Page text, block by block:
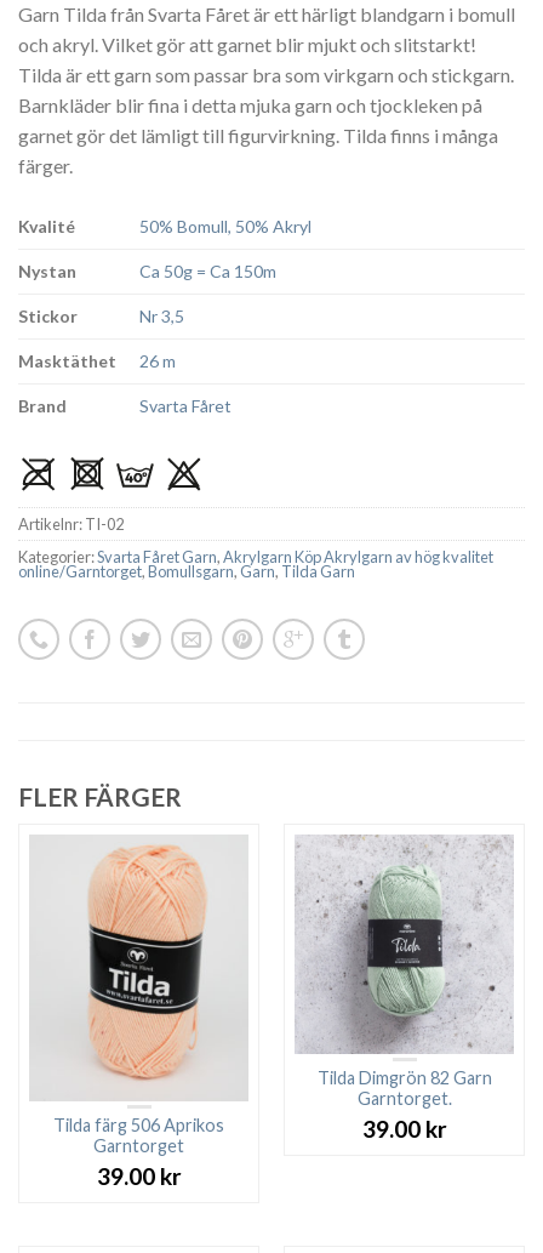
Garn Tilda från Svarta Fåret är ett härligt blandgarn i bomull
och akryl. Vilket gör att garnet blir mjukt och slitstarkt!
Tilda är ett garn som passar bra som virkgarn och stickgarn.
Barnkläder blir fina i detta mjuka garn och tjockleken på
garnet gör det lämligt till figurvirkning. Tilda finns i många
färger.
Kvalité 50% Bomull, 50% Akryl
Nystan Ca 50g = Ca 150m
Stickor Nr 3,5
Masktäthet 26 m
Brand Svarta Fåret
Artikelnr:TI-02
Kategorier:Svarta Fåret Garn,Akrylgarn Köp Akrylgarn av hög kvalitet
online/Garntorget,Bomullsgarn, Garn, Tilda Garn
FLER FÄRGER
Tilda färg 506 Aprikos
Garntorget
39.00 kr
Tilda Dimgrön 82 Garn
Garntorget.
39.00 kr